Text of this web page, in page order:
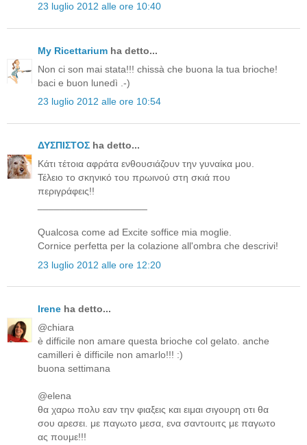
23 luglio 2012 alle ore 10:40
My Ricettarium ha detto...
Non ci son mai stata!!! chissà che buona la tua brioche!
baci e buon lunedì .-)
23 luglio 2012 alle ore 10:54
ΔΥΣΠΙΣΤΟΣ ha detto...
Κάτι τέτοια αφράτα ενθουσιάζουν την γυναίκα μου.
Τέλειο το σκηνικό του πρωινού στη σκιά που
περιγράφεις!!
Qualcosa come ad Excite soffice mia moglie.
Cornice perfetta per la colazione all'ombra che descrivi!
23 luglio 2012 alle ore 12:20
Irene ha detto...
@chiara
è difficile non amare questa brioche col gelato. anche
camilleri è difficile non amarlo!!! :)
buona settimana
@elena
θα χαρω πολυ εαν την φιαξεις και ειμαι σιγουρη οτι θα
σου αρεσει. με παγωτο μεσα, ενα σαντουιτς με παγωτο
ας πουμε!!!